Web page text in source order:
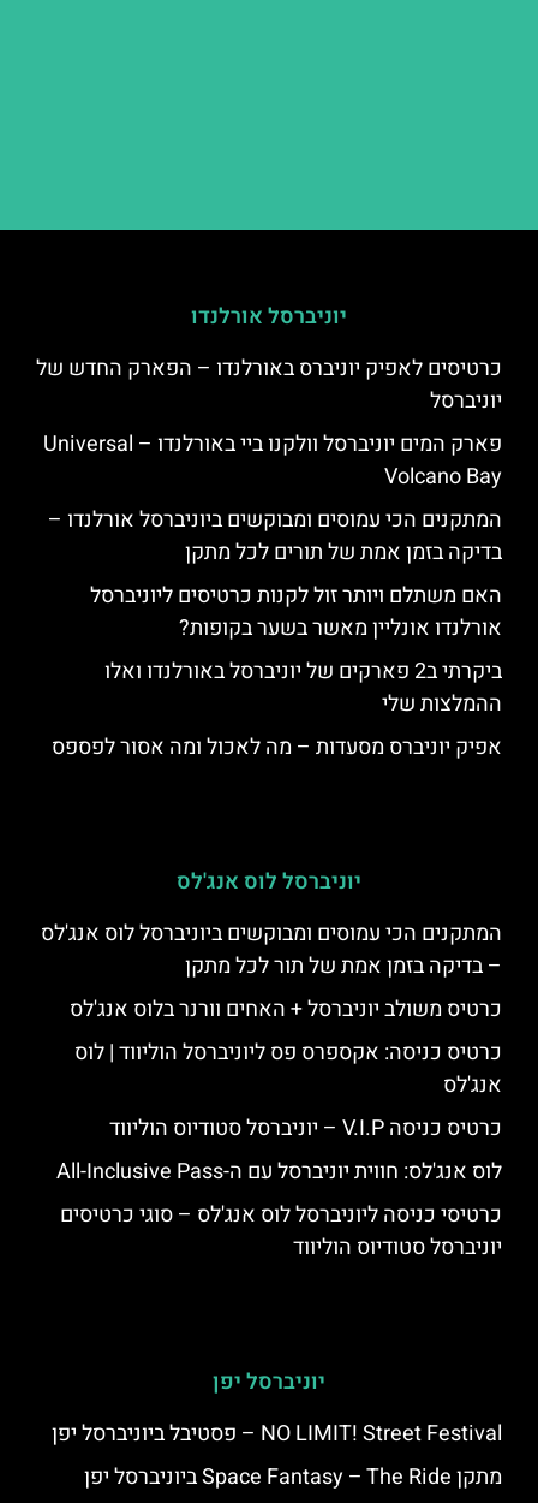
יוניברסל אורלנדו
כרטיסים לאפיק יוניברס באורלנדו – הפארק החדש של
יוניברסל
פארק המים יוניברסל וולקנו ביי באורלנדו – Universal
Volcano Bay
המתקנים הכי עמוסים ומבוקשים ביוניברסל אורלנדו –
בדיקה בזמן אמת של תורים לכל מתקן
האם משתלם ויותר זול לקנות כרטיסים ליוניברסל
אורלנדו אונליין מאשר בשער בקופות?
ביקרתי ב2 פארקים של יוניברסל באורלנדו ואלו
ההמלצות שלי
אפיק יוניברס מסעדות – מה לאכול ומה אסור לפספס
יוניברסל לוס אנג'לס
המתקנים הכי עמוסים ומבוקשים ביוניברסל לוס אנג'לס
– בדיקה בזמן אמת של תור לכל מתקן
כרטיס משולב יוניברסל + האחים וורנר בלוס אנג'לס
כרטיס כניסה: אקספרס פס ליוניברסל הוליווד | לוס
אנג'לס
כרטיס כניסה V.I.P – יוניברסל סטודיוס הוליווד
לוס אנג'לס: חווית יוניברסל עם ה-All-Inclusive Pass
כרטיסי כניסה ליוניברסל לוס אנג'לס – סוגי כרטיסים
יוניברסל סטודיוס הוליווד
יוניברסל יפן
NO LIMIT! Street Festival – פסטיבל ביוניברסל יפן
מתקן Space Fantasy – The Ride ביוניברסל יפן